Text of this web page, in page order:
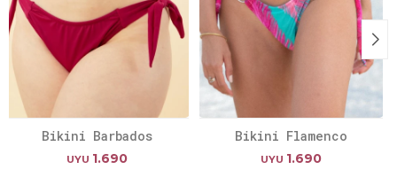
Bikini Barbados
UYU 1.690
Bikini Flamenco
UYU 1.690